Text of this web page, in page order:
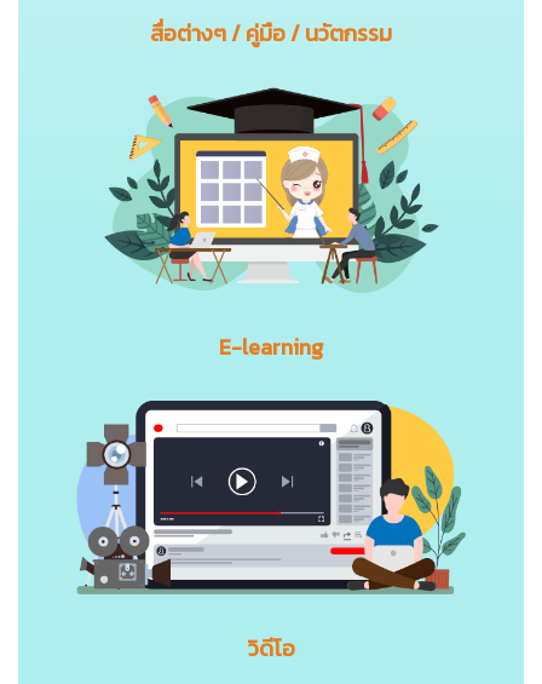
สื่อต่างๆ / คู่มือ / นวัตกรรม
E-learning
วิดีโอ